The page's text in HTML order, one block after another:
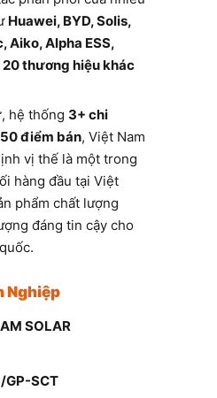
Huawei, BYD, Solis,
Aiko, Alpha ESS,
20 thương hiệu khác
, hệ thống 3+ chi
50 điểm bán, Việt Nam
vị thế là một trong
hàng đầu tại Việt
phẩm chất lượng
đáng tin cậy cho
Nghiệp
SOLAR
GP-SCT